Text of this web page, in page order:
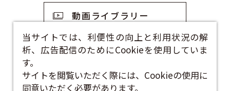
動画ライブラリー
観光資料
お問い合わせフォーム
当サイトでは、利便性の向上と利用状況の解
析、広告配信のためにCookieを使用していま
す。
サイトを閲覧いただく際には、Cookieの使用に
同意いただく必要があります。